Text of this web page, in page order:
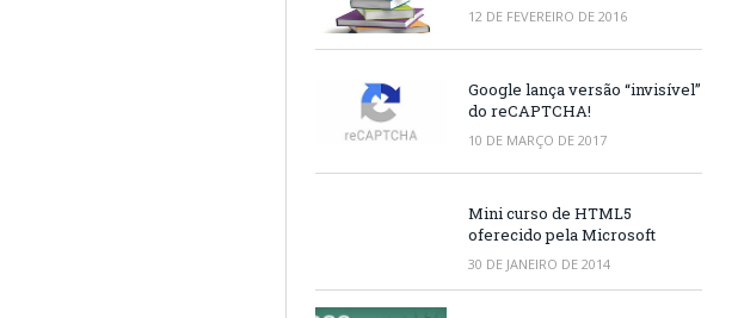
12 DE FEVEREIRO DE 2016
Google lança versão “invisível”
do reCAPTCHA!
10 DE MARÇO DE 2017
Mini curso de HTML5
oferecido pela Microsoft
30 DE JANEIRO DE 2014